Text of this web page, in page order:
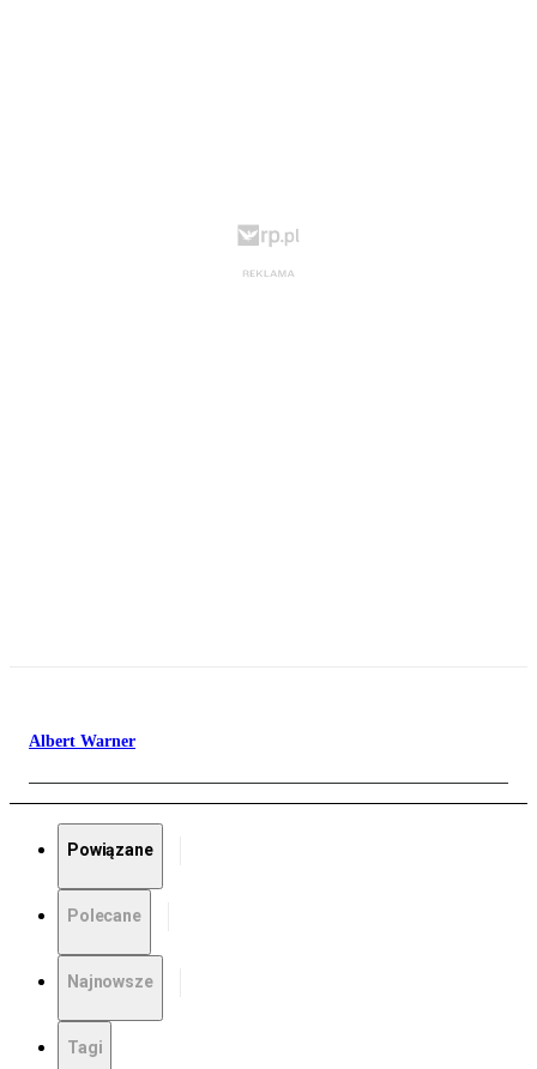
Albert Warner
Powiązane
Polecane
Najnowsze
Tagi